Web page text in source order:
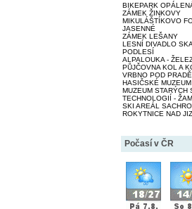
BIKEPARK
ZÁMEK ŽINKOVY
MIKULÁŠTÍKOVO
JASENNÉ
ZÁMEK LEŠANY
LESNÍ DIVADLO
PODLESÍ
ALPALOUKA -
PŮJČOVNA KOL A
VRBNO POD
HASIČSKÉ
MUZEUM STARÝCH
TECHNOLOGIÍ -
SKI AREÁL
ROKYTNICE NAD
Počasí v ČR